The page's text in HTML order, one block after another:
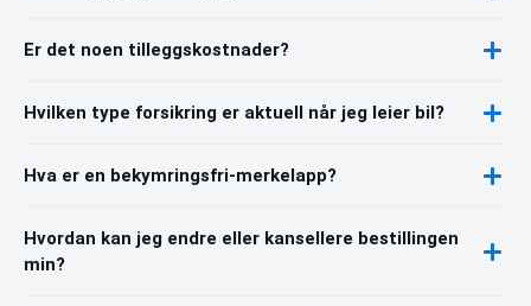
Er det noen tilleggskostnader?
Hvilken type forsikring er aktuell når jeg leier bil?
Hva er en bekymringsfri-merkelapp?
Hvordan kan jeg endre eller kansellere bestillingen
min?